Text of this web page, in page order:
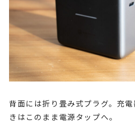
背面には折り畳み式プラグ。充
きはこのまま電源タップへ。